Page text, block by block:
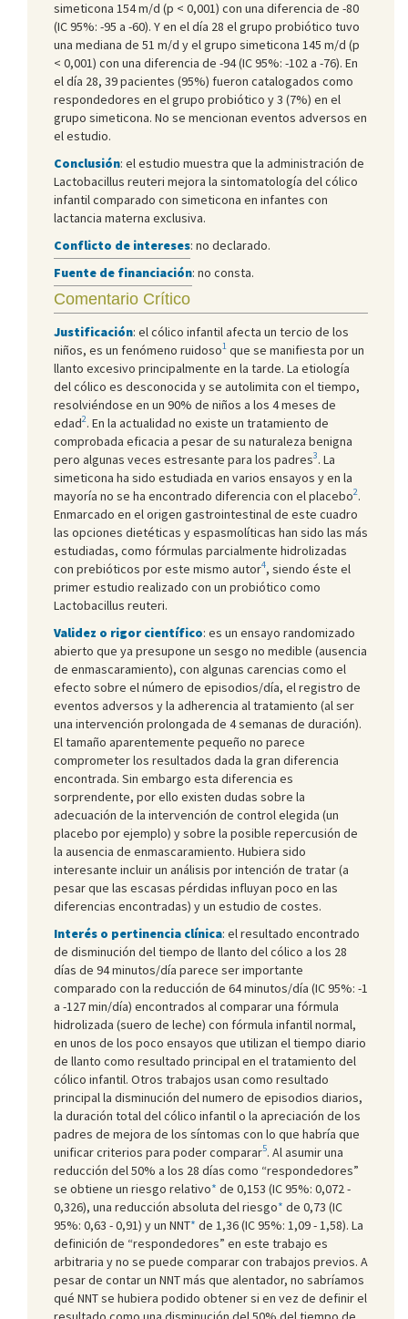
simeticona 154 m/d (p < 0,001) con una diferencia de -80
(IC 95%: -95 a -60). Y en el día 28 el grupo probiótico tuvo
una mediana de 51 m/d y el grupo simeticona 145 m/d (p
< 0,001) con una diferencia de -94 (IC 95%: -102 a -76). En
el día 28, 39 pacientes (95%) fueron catalogados como
respondedores en el grupo probiótico y 3 (7%) en el
grupo simeticona. No se mencionan eventos adversos en
el estudio.
Conclusión: el estudio muestra que la administración de
Lactobacillus reuteri mejora la sintomatología del cólico
infantil comparado con simeticona en infantes con
lactancia materna exclusiva.
Conflicto de intereses: no declarado.
Fuente de financiación: no consta.
Comentario Crítico
Justificación: el cólico infantil afecta un tercio de los
niños, es un fenómeno ruidoso1 que se manifiesta por un
llanto excesivo principalmente en la tarde. La etiología
del cólico es desconocida y se autolimita con el tiempo,
resolviéndose en un 90% de niños a los 4 meses de
edad2. En la actualidad no existe un tratamiento de
comprobada eficacia a pesar de su naturaleza benigna
pero algunas veces estresante para los padres3. La
simeticona ha sido estudiada en varios ensayos y en la
mayoría no se ha encontrado diferencia con el placebo2.
Enmarcado en el origen gastrointestinal de este cuadro
las opciones dietéticas y espasmolíticas han sido las más
estudiadas, como fórmulas parcialmente hidrolizadas
con prebióticos por este mismo autor4, siendo éste el
primer estudio realizado con un probiótico como
Lactobacillus reuteri.
Validez o rigor científico: es un ensayo randomizado
abierto que ya presupone un sesgo no medible (ausencia
de enmascaramiento), con algunas carencias como el
efecto sobre el número de episodios/día, el registro de
eventos adversos y la adherencia al tratamiento (al ser
una intervención prolongada de 4 semanas de duración).
El tamaño aparentemente pequeño no parece
comprometer los resultados dada la gran diferencia
encontrada. Sin embargo esta diferencia es
sorprendente, por ello existen dudas sobre la
adecuación de la intervención de control elegida (un
placebo por ejemplo) y sobre la posible repercusión de
la ausencia de enmascaramiento. Hubiera sido
interesante incluir un análisis por intención de tratar (a
pesar que las escasas pérdidas influyan poco en las
diferencias encontradas) y un estudio de costes.
Interés o pertinencia clínica: el resultado encontrado
de disminución del tiempo de llanto del cólico a los 28
días de 94 minutos/día parece ser importante
comparado con la reducción de 64 minutos/día (IC 95%: -1
a -127 min/día) encontrados al comparar una fórmula
hidrolizada (suero de leche) con fórmula infantil normal,
en unos de los poco ensayos que utilizan el tiempo diario
de llanto como resultado principal en el tratamiento del
cólico infantil. Otros trabajos usan como resultado
principal la disminución del numero de episodios diarios,
la duración total del cólico infantil o la apreciación de los
padres de mejora de los síntomas con lo que habría que
unificar criterios para poder comparar5. Al asumir una
reducción del 50% a los 28 días como “respondedores”
se obtiene un riesgo relativo* de 0,153 (IC 95%: 0,072 -
0,326), una reducción absoluta del riesgo* de 0,73 (IC
95%: 0,63 - 0,91) y un NNT* de 1,36 (IC 95%: 1,09 - 1,58). La
definición de “respondedores” en este trabajo es
arbitraria y no se puede comparar con trabajos previos. A
pesar de contar un NNT más que alentador, no sabríamos
qué NNT se hubiera podido obtener si en vez de definir el